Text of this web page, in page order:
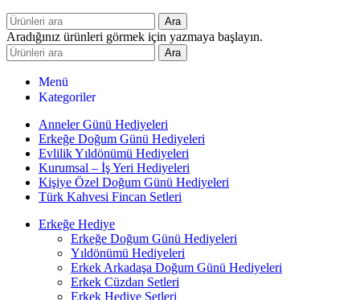
Ara
Aradığınız ürünleri görmek için yazmaya başlayın.
Ara
Menü
Kategoriler
Anneler Günü Hediyeleri
Erkeğe Doğum Günü Hediyeleri
Evlilik Yıldönümü Hediyeleri
Kurumsal – İş Yeri Hediyeleri
Kişiye Özel Doğum Günü Hediyeleri
Türk Kahvesi Fincan Setleri
Erkeğe Hediye
Erkeğe Doğum Günü Hediyeleri
Yıldönümü Hediyeleri
Erkek Arkadaşa Doğum Günü Hediyeleri
Erkek Cüzdan Setleri
Erkek Hediye Setleri